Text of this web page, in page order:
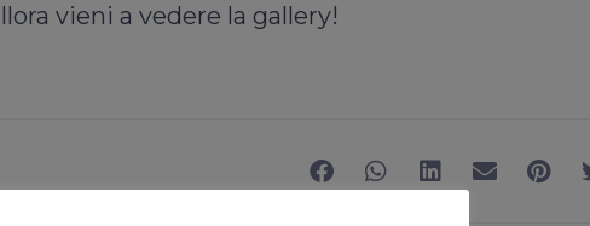
vieni a vedere la gallery!